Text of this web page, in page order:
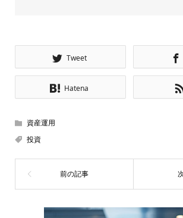
Tweet
Hatena
資産運用
投資